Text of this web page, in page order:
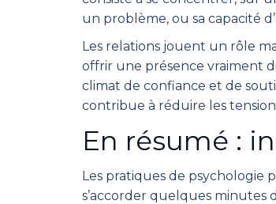
un problème, ou sa capacité
Les relations jouent un rôle
offrir une présence vraiment
climat de confiance et de
contribue à réduire les
En résumé :
Les pratiques de psychologie
s’accorder quelques minutes